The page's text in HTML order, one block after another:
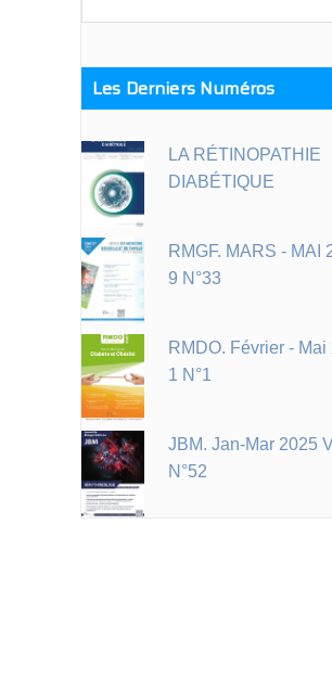
Les Derniers Numéros
LA RÉTINOPATHIE
DIABÉTIQUE
RMGF. MARS - MAI
9 N°33
RMDO. Février - Mai
1 N°1
JBM. Jan-Mar 2025
N°52